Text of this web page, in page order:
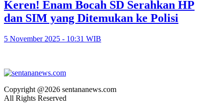
Keren! Enam Bocah SD Serahkan HP
dan SIM yang Ditemukan ke Polisi
5 November 2025 - 10:31 WIB
Copyright @2026 sentananews.com
All Rights Reserved